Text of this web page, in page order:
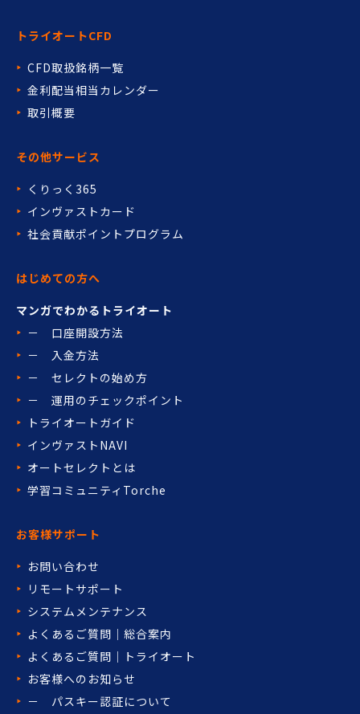
その他サービス
くりっく365
インヴァストカード
社会貢献ポイントプログラム
はじめての方へ
マンガでわかるトライオート
－ 口座開設方法
－ 入金方法
－ セレクトの始め方
－ 運用のチェックポイント
トライオートガイド
インヴァストNAVI
オートセレクトとは
学習コミュニティTorche
トライオートCFD
CFD取扱銘柄一覧
金利配当相当カレンダー
取引概要
お客様サポート
お問い合わせ
リモートサポート
システムメンテナンス
よくあるご質問｜総合案内
よくあるご質問｜トライオート
お客様へのお知らせ
－ パスキー認証について